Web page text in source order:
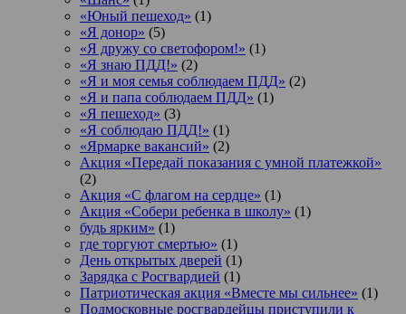
«Юный пешеход» (1)
«Я донор» (5)
«Я дружу со светофором!» (1)
«Я знаю ПДД!» (2)
«Я и моя семья соблюдаем ПДД» (2)
«Я и папа соблюдаем ПДД» (1)
«Я пешеход» (3)
«Я соблюдаю ПДД!» (1)
«Ярмарке вакансий» (2)
Акция «Передай показания с умной платежкой»
(2)
Акция «С флагом на сердце» (1)
Акция «Собери ребенка в школу» (1)
будь ярким» (1)
где торгуют смертью» (1)
День открытых дверей (1)
Зарядка с Росгвардией (1)
Патриотическая акция «Вместе мы сильнее» (1)
Подмосковные росгвардейцы приступили к